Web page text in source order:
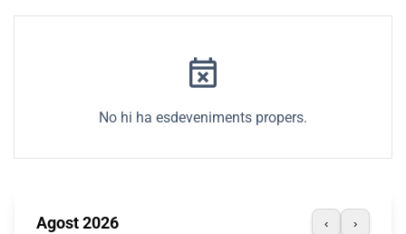
event_busy
No hi ha esdeveniments propers.
Agost 2026 ‹ ›